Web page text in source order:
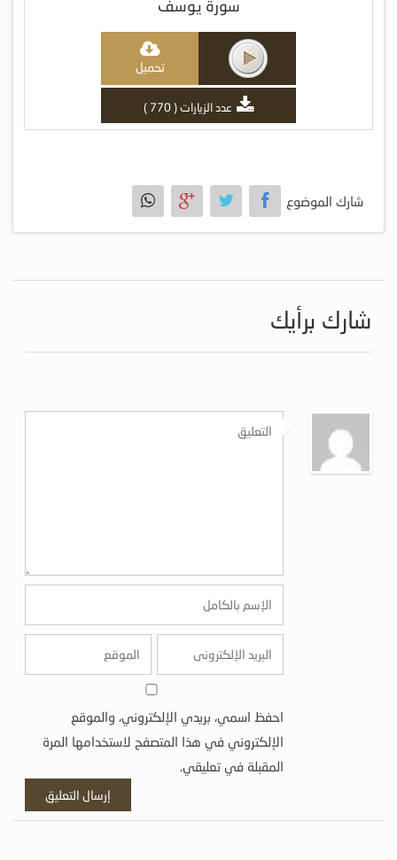
سورة يوسف
تحميل
عدد الزيارات ( 770 )
شارك الموضوع
شارك برأيك
احفظ اسمي، بريدي الإلكتروني، والموقع
الإلكتروني في هذا المتصفح لاستخدامها المرة
المقبلة في تعليقي.